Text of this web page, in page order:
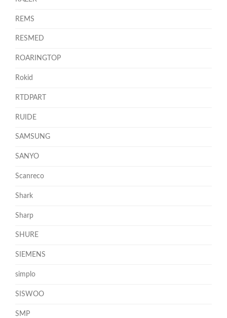
REMS
RESMED
ROARINGTOP
Rokid
RTDPART
RUIDE
SAMSUNG
SANYO
Scanreco
Shark
Sharp
SHURE
SIEMENS
simplo
SISWOO
SMP